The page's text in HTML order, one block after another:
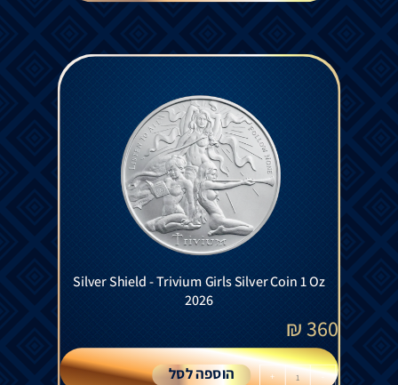
Silver Shield - Trivium Girls Silver Coin 1 Oz
2026
360
₪
-
+ הוספה לסל